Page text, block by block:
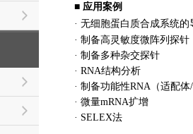
■ 应用案例
· 无细胞蛋白质合成系统的
· 制备高灵敏度微阵列探针
· 制备多种杂交探针
· RNA结构分析
· 制备功能性RNA（适配
· 微量mRNA扩增
· SELEX法